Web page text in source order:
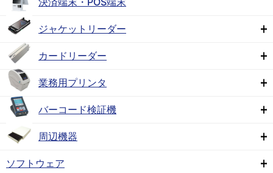
ジャケットリーダー
カードリーダー
業務用プリンタ
バーコード検証機
周辺機器
ソフトウェア